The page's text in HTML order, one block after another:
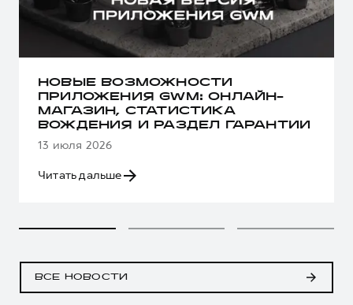
НОВЫЕ ВОЗМОЖНОСТИ
ПРИЛОЖЕНИЯ GWM: ОНЛАЙН-
МАГАЗИН, СТАТИСТИКА
ВОЖДЕНИЯ И РАЗДЕЛ ГАРАНТИИ
13 июля 2026
Читать дальше
ВСЕ НОВОСТИ